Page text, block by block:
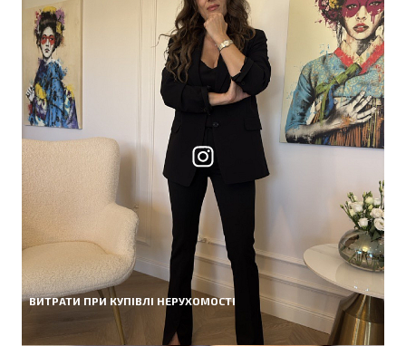
ВИТРАТИ ПРИ КУПІВЛІ НЕРУХОМОСТІ